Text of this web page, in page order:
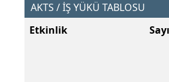
AKTS / İŞ YÜKÜ TABLOSU
Etkinlik